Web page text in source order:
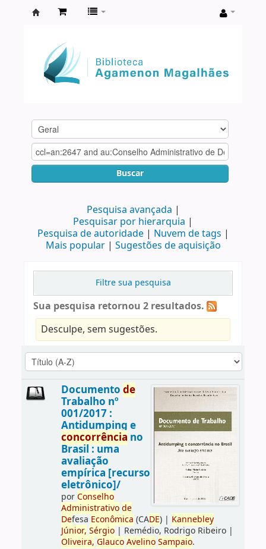
Agamenon
Magalhães
Buscar
Pesquisa avançada
Pesquisar por hierarquia
Pesquisa de autoridade
Nuvem de tags
Mais popular
Sugestões de aquisição
Filtre sua pesquisa
Sua pesquisa retornou 2 resultados.
Desculpe, sem sugestões.
Documento de
Trabalho nº
001/2017 :
Antidumping e
concorrência no
Brasil : uma
avaliação
empírica [recurso
eletrônico]/
porConselho
Administrativo de
Defesa Econômica (CADE)| Kannebley
Júnior, Sérgio| Remédio, Rodrigo Ribeiro|
Oliveira, Glauco Avelino Sampaio.